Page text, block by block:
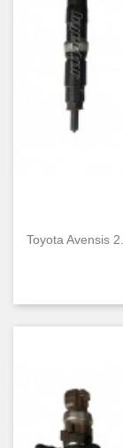
Toyota Avensis